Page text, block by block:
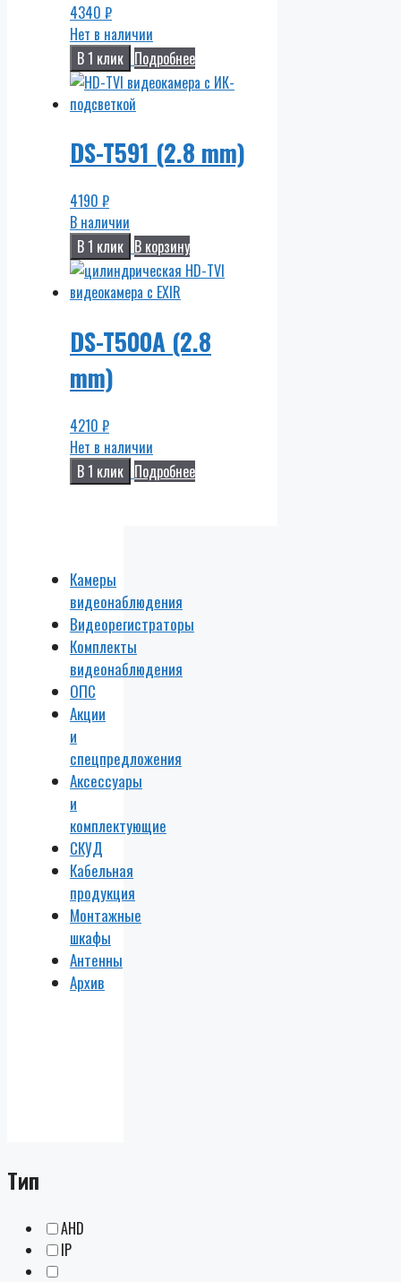
4340 ₽
Нет в наличии
В 1 клик Подробнее
DS-T591 (2.8 mm)
4190 ₽
В наличии
В 1 клик В корзину
DS-T500A (2.8
mm)
4210 ₽
Нет в наличии
В 1 клик Подробнее
Камеры
видеонаблюдения
Видеорегистраторы
Комплекты
видеонаблюдения
ОПС
Акции
и
спецпредложения
Аксессуары
и
комплектующие
СКУД
Кабельная
продукция
Монтажные
шкафы
Антенны
Архив
Тип
AHD
IP